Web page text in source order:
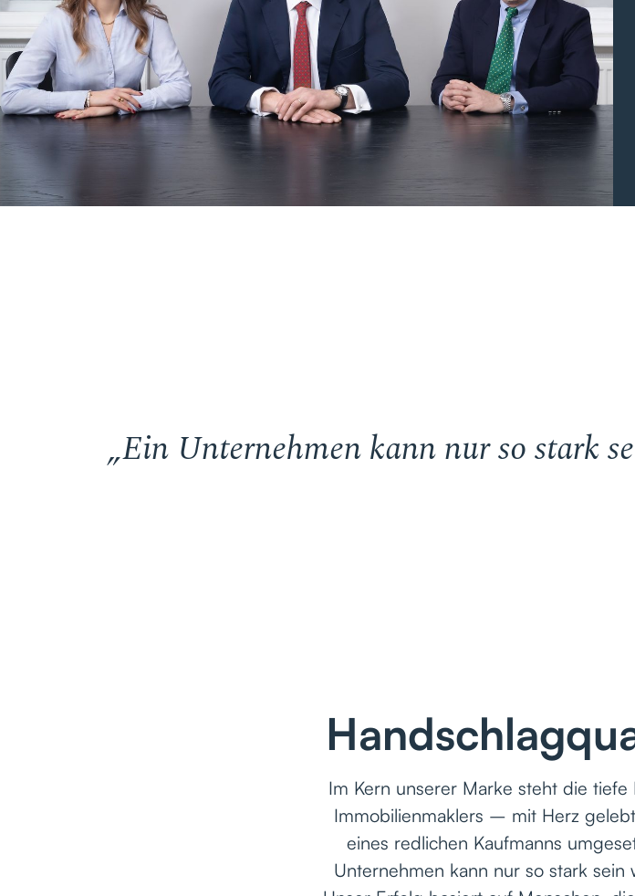
„Ein Unternehmen kann nur so stark
Im Kern unserer Marke steht die
Immobilienmaklers – mit Herz
eines redlichen Kaufmanns
Unternehmen kann nur so stark sein